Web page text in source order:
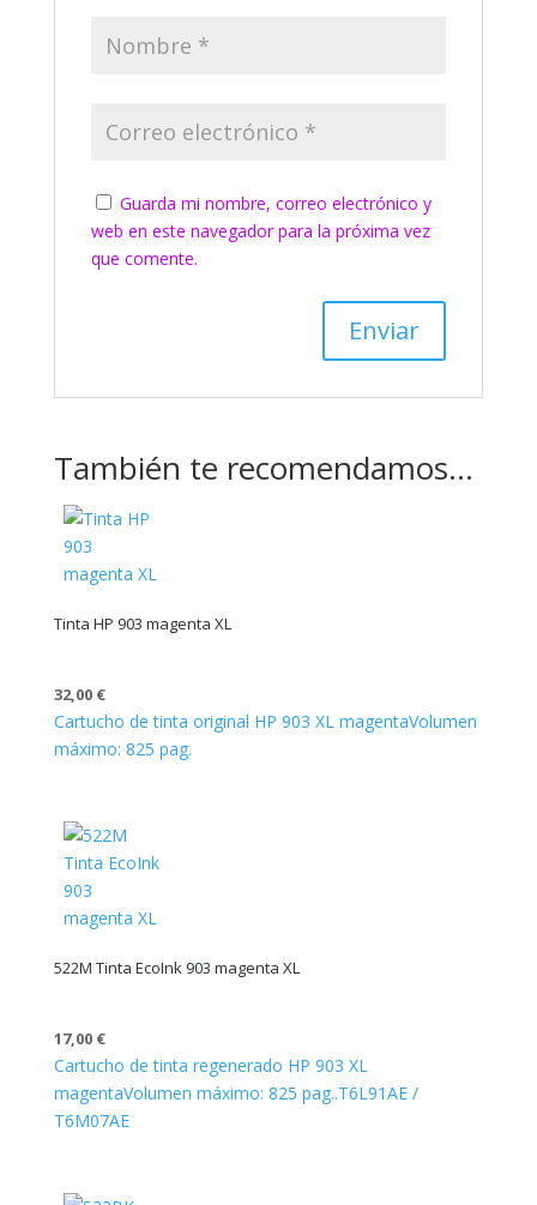
Guarda mi nombre, correo electrónico y
web en este navegador para la próxima vez
que comente.
También te recomendamos…
Tinta HP 903 magenta XL
32,00 €
Cartucho de tinta original HP 903 XL magentaVolumen
máximo: 825 pag.
522M Tinta EcoInk 903 magenta XL
17,00 €
Cartucho de tinta regenerado HP 903 XL
magentaVolumen máximo: 825 pag..T6L91AE /
T6M07AE